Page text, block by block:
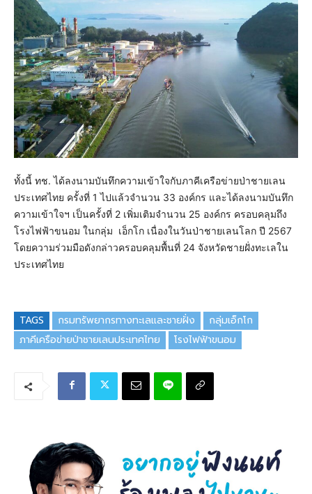
ทั้งนี้ ทช. ได้ลงนามบันทึกความเข้าใจกับภาคีเครือข่ายป่าชายเลน
ประเทศไทย ครั้งที่ 1 ไปแล้วจำนวน 33 องค์กร และได้ลงนามบันทึก
ความเข้าใจฯ เป็นครั้งที่ 2 เพิ่มเติมจำนวน 25 องค์กร ครอบคลุมถึง
โรงไฟฟ้าขนอม ในกลุ่ม เอ็กโก เนื่องในวันป่าชายเลนโลก ปี 2567
โดยความร่วมมือดังกล่าวครอบคลุมพื้นที่ 24 จังหวัดชายฝั่งทะเลใน
ประเทศไทย
TAGS กรมทรัพยากรทางทะเลและชายฝั่ง
กลุ่มเอ็กโก
ภาคีเครือข่ายป่าชายเลนประเทศไทย
โรงไฟฟ้าขนอม